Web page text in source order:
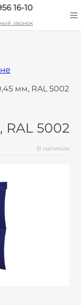
16-10
звонок
мм, RAL 5002
RAL 5002
В наличии